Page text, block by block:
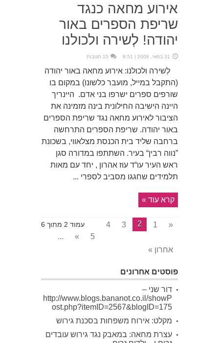
אירוע מחאה כנגד
שריפת הספרים באור
יהודה! לְשירה ולכולנו
31 במאי, 2008 | 9:51 15 תגובות
לְשירה ולכולנו: אירוע מחאה באור יהודה
(התקבל במייל, מועבר כלשונו) במקום בו
שורפים ספרים ישרפו בני אדם. היינריך
היינה הישיבה החילונית בינה מזמינה את
הציבור לאירוע מחאה נגד שריפת הספרים
באור יהודה. שריפת הספרים התרחשה
ברחבה שליד בית הכנסת מצלאווי, בשכונת
”נווה רבין“ בעיר. השתתפו במדורה סגן
ראש העיר עו“ד עוז אהרון , יחד עם מאות
תלמידים שחגגו מסביב לספרי ...
קרא עוד »
עמוד 2 מתוך 6 «
1
2
3
4
5
»
...
אחרון »
פוסטים אחרונים
דור שני –
http://www.blogs.bananot.co.il/showP
ost.php?itemID=2567&blogID=175
מקלט: אירוח משפחות בסכנת גירוש
עצרת מחאה: במאבק נגד גירוש עובדים